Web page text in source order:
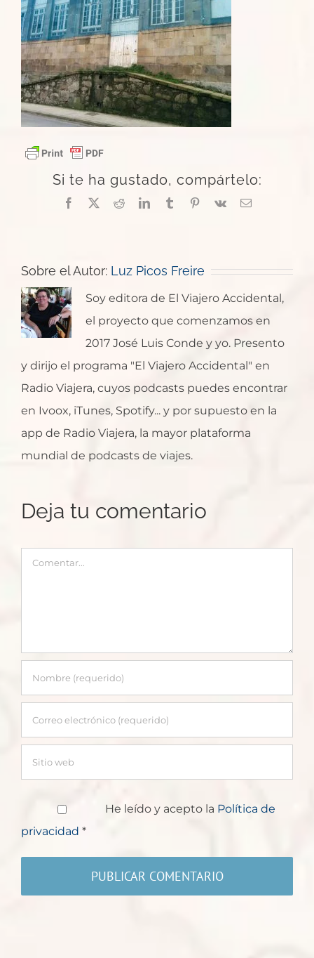
Si te ha gustado, compártelo:
Facebook
X RedditLinkedInTumblrPinterest
Vk
Correo
Sobre el Autor: Luz Picos Freire
Soy editora de El Viajero Accidental,
el proyecto que comenzamos en
2017 José Luis Conde y yo. Presento
y dirijo el programa "El Viajero Accidental" en
Radio Viajera, cuyos podcasts puedes encontrar
en Ivoox, iTunes, Spotify... y por supuesto en la
app de Radio Viajera, la mayor plataforma
mundial de podcasts de viajes.
Deja tu comentario
Comentar
He leído y acepto la Política de
privacidad *